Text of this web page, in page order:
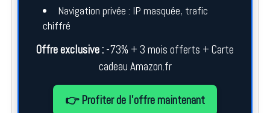
Navigation privée : IP masquée, trafic
chiffré
Offre exclusive : -73% + 3 mois offerts + Carte
cadeau Amazon.fr
👉 Profiter de l’offre maintenant